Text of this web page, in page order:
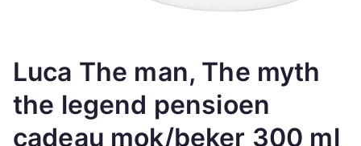
Luca The man, The myth
the legend pensioen
cadeau mok/beker 300 ml